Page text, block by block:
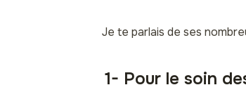
Je te parlais de ses
1- Pour le soin